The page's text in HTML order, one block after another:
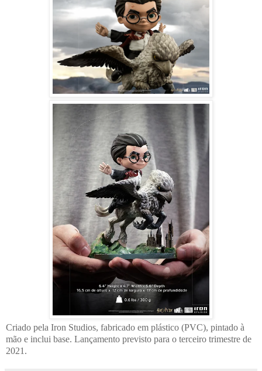
Criado pela Iron Studios, fabricado em plástico (PVC), pintado à
mão e inclui base. Lançamento previsto para o terceiro trimestre de
2021.